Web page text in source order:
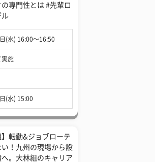
の専門性とは #先輩ロ
ル
(水) 16:00〜16:50
実施
(水) 15:00
】転勤&ジョブローテ
い！九州の現場から設
。大林組のキャリア